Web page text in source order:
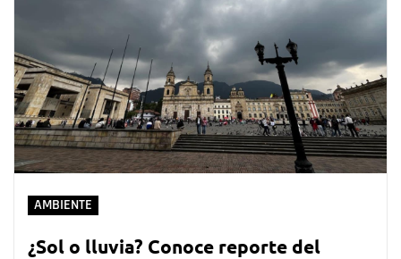
AMBIENTE
¿Sol o lluvia? Conoce reporte del